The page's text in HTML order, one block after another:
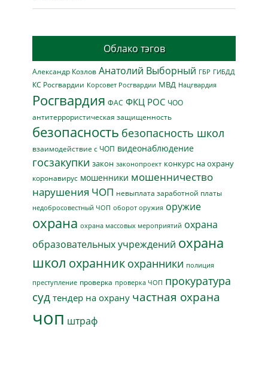
Облако тэгов
Александр Козлов Анатолий Выборный ГБР ГИБДД
КС Росгвардии Корсовет Росгвардии МВД Нацгвардия
Росгвардия ФАС ФКЦ РОС ЧОО
антитеррористическая защищенность
безопасность безопасность школ
взаимодействие с ЧОП видеонаблюдение
госзакупки закон законопроект конкурс на охрану
коронавирус мошенники мошенничество
нарушения ЧОП невыплата заработной платы
недобросовестный ЧОП оборот оружия оружие
охрана охрана массовых мероприятий охрана
образовательных учреждений охрана
школ охранник охранники полиция
преступление проверка проверка ЧОП прокуратура
суд тендер на охрану частная охрана
чоп штраф